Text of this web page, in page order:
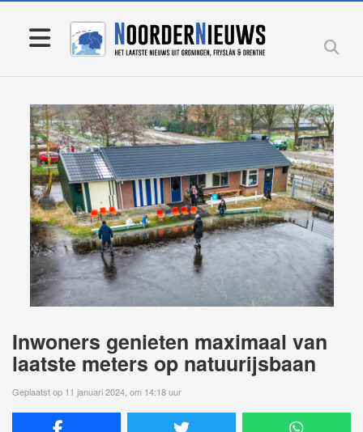
Inwoners genieten maximaal van
laatste meters op natuurijsbaan
Geplaatst op 11 januari 2024, om 14:18 uur